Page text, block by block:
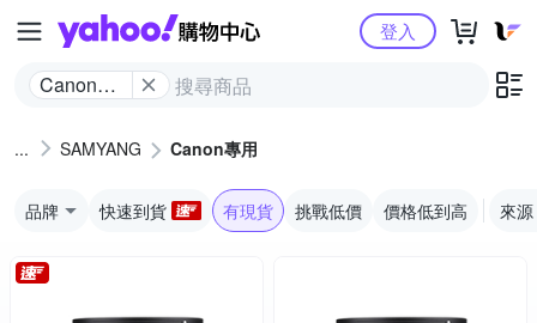
Yahoo購物中心
Canon專
登入
SAMYANG Canon專用
品牌 快速到貨 有現貨 挑戰低價 價格低到高 來源